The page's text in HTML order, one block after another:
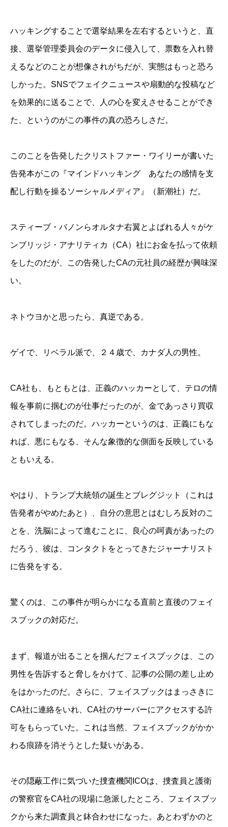
ハッキングすることで選挙結果を左右するというと、直
接、選挙管理委員会のデータに侵入して、票数を入れ替
えるなどのことが想像されがちだが、実態はもっと恐ろ
しかった。SNSでフェイクニュースや扇動的な投稿など
を効果的に送ることで、人の心を変えさせることができ
た、というのがこの事件の真の恐ろしさだ。
このことを告発したクリストファー・ワイリーが書いた
告発本がこの『マインドハッキング あなたの感情を支
配し行動を操るソーシャルメディア』（新潮社）だ。
スティーブ・バノンらオルタナ右翼とよばれる人々がケ
ンブリッジ・アナリティカ（CA）社にお金を払って依頼
をしたのだが、この告発したCAの元社員の経歴が興味深
い。
ネトウヨかと思ったら、真逆である。
ゲイで、リベラル派で、２４歳で、カナダ人の男性。
CA社も、もともとは、正義のハッカーとして、テロの情
報を事前に掴むのが仕事だったのが、金であっさり買収
されてしまったのだ。ハッカーというのは、正義にもな
れば、悪にもなる、そんな象徴的な側面を反映している
ともいえる。
やはり、トランプ大統領の誕生とブレグジット（これは
告発者がやめたあと）、自分の意思とはむしろ反対のこ
とを、洗脳によって進むことに、良心の呵責があったの
だろう、彼は、コンタクトをとってきたジャーナリスト
に告発をする。
驚くのは、この事件が明らかになる直前と直後のフェイ
スブックの対応だ。
まず、報道が出ることを掴んだフェイスブックは、この
男性を告訴すると脅しをかけて、記事の公開の差し止め
をはかったのだ。さらに、フェイスブックはまっさきに
CA社に連絡をいれ、CA社のサーバーにアクセスする許
可をもらっていた。これは当然、フェイスブックがかか
わる痕跡を消そうとした疑いがある。
その隠蔽工作に気づいた捜査機関ICOは、捜査員と護衛
の警察官をCA社の現場に急派したところ、フェイスブッ
クから来た調査員と鉢合わせになった。あとわずかのと